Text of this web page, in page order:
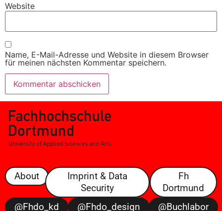
Website
Name, E-Mail-Adresse und Website in diesem Browser
für meinen nächsten Kommentar speichern.
About
Imprint & Data
Security
Fh
Dortmund
@fhdo_kd
@fhdo_design
@buchlabor